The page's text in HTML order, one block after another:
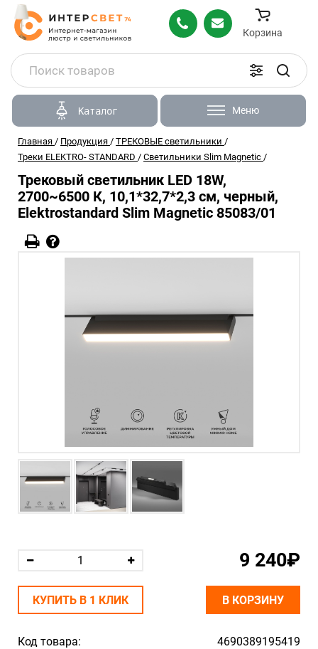
Корзина
Каталог Меню
Главная / Продукция / ТРЕКОВЫЕ светильники /
Треки ELEKTRO- STANDARD / Светильники Slim Magnetic /
Трековый светильник LED 18W,
2700~6500 К, 10,1*32,7*2,3 см, черный,
Elektrostandard Slim Magnetic 85083/01
Код товара:
4690389195419
9 240₽
КУПИТЬ В 1 КЛИК В КОРЗИНУ